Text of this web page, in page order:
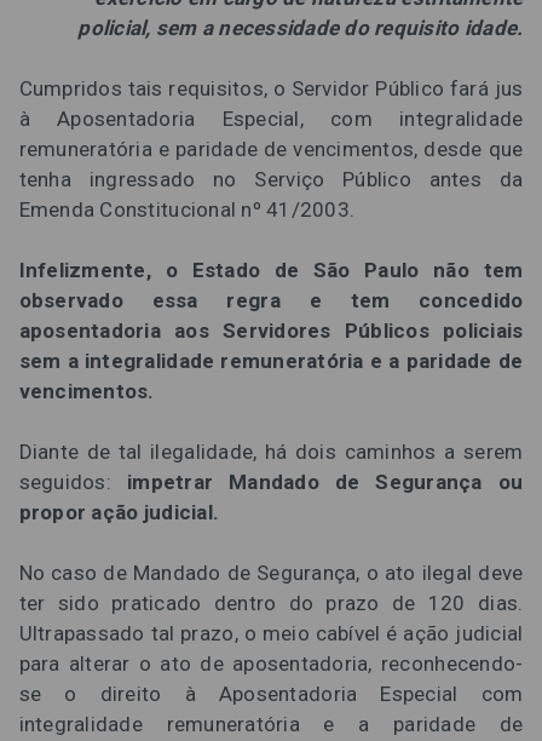
policial, sem a necessidade do requisito idade.
Cumpridos tais requisitos, o Servidor Público fará jus
à Aposentadoria Especial, com integralidade
remuneratória e paridade de vencimentos, desde que
tenha ingressado no Serviço Público antes da
Emenda Constitucional nº 41/2003.
Infelizmente, o Estado de São Paulo não tem
observado essa regra e tem concedido
aposentadoria aos Servidores Públicos policiais
sem a integralidade remuneratória e a paridade de
vencimentos.
Diante de tal ilegalidade, há dois caminhos a serem
seguidos: impetrar Mandado de Segurança ou
propor ação judicial.
No caso de Mandado de Segurança, o ato ilegal deve
ter sido praticado dentro do prazo de 120 dias.
Ultrapassado tal prazo, o meio cabível é ação judicial
para alterar o ato de aposentadoria, reconhecendo-
se o direito à Aposentadoria Especial com
integralidade remuneratória e a paridade de